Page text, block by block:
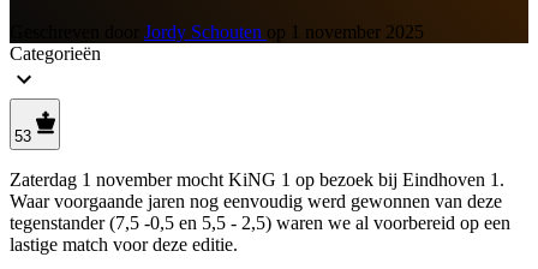
Jordy Schouten op 1 november 2025
Categorieën
53
Zaterdag 1 november mocht KiNG 1 op bezoek bij Eindhoven 1.
Waar voorgaande jaren nog eenvoudig werd gewonnen van deze
tegenstander (7,5 -0,5 en 5,5 - 2,5) waren we al voorbereid op een
lastige match voor deze editie.